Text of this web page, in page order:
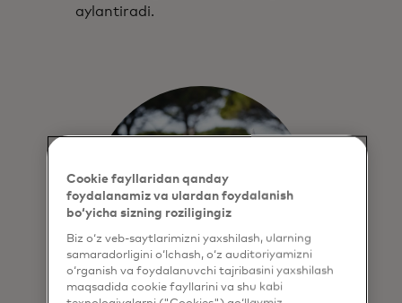
aylantiradi.
Cookie fayllaridan qanday
foydalanamiz va ulardan foydalanish
bo‘yicha sizning roziligingiz
Biz o‘z veb-saytlarimizni yaxshilash, ularning
samaradorligini o‘lchash, o‘z auditoriyamizni
o‘rganish va foydalanuvchi tajribasini yaxshilash
maqsadida cookie fayllarini va shu kabi